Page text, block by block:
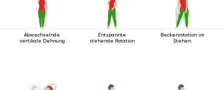
Abwechselnde
vertikale Dehnung
Entspannte
stehende Rotation
Beckenrotation im
Stehen